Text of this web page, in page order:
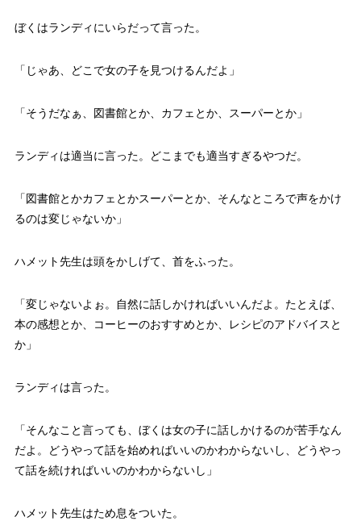
ぼくはランディにいらだって言った。
「じゃあ、どこで女の子を見つけるんだよ」
「そうだなぁ、図書館とか、カフェとか、スーパーとか」
ランディは適当に言った。どこまでも適当すぎるやつだ。
「図書館とかカフェとかスーパーとか、そんなところで声をかけ
るのは変じゃないか」
ハメット先生は頭をかしげて、首をふった。
「変じゃないよぉ。自然に話しかければいいんだよ。たとえば、
本の感想とか、コーヒーのおすすめとか、レシピのアドバイスと
か」
ランディは言った。
「そんなこと言っても、ぼくは女の子に話しかけるのが苦手なん
だよ。どうやって話を始めればいいのかわからないし、どうやっ
て話を続ければいいのかわからないし」
ハメット先生はため息をついた。